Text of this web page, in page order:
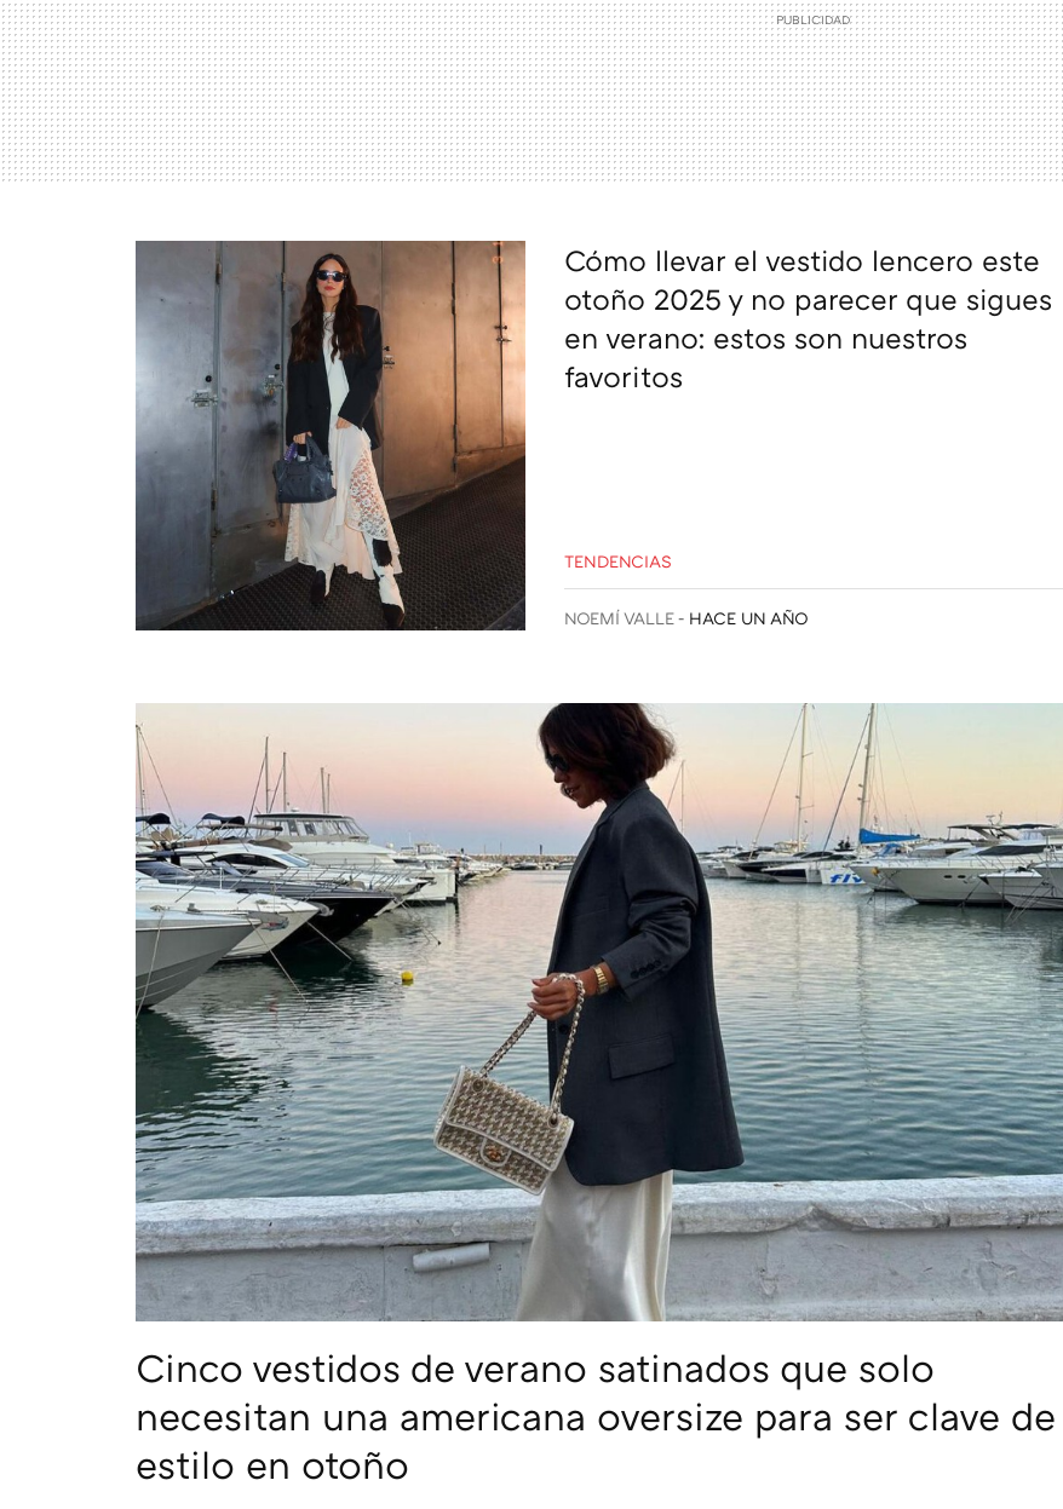
Cómo llevar el vestido lencero este
otoño 2025 y no parecer que sigues
en verano: estos son nuestros
favoritos
TENDENCIAS
NOEMÍ VALLE HACE UN AÑO
Cinco vestidos de verano satinados que solo
necesitan una americana oversize para ser clave de
estilo en otoño